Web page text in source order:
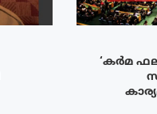
‘കർമ